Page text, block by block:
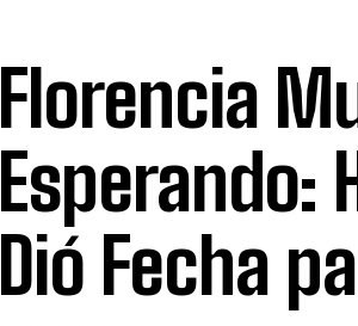
Florencia
Esperando:
Dió Fecha